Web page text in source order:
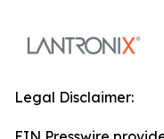
Legal Disclaimer: